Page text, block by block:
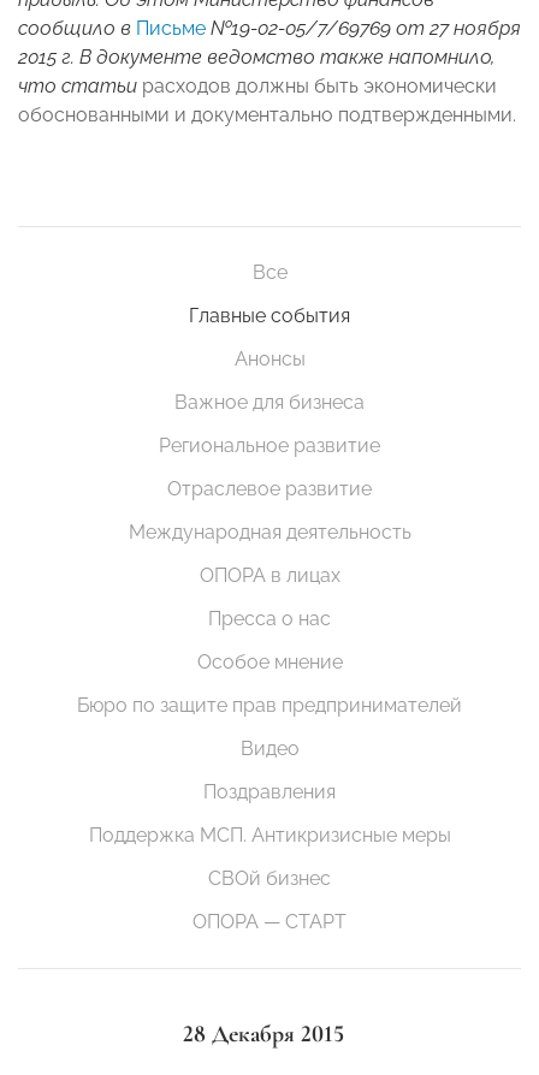
сообщило в Письме №19-02-05/7/69769 от 27 ноября
2015 г. В документе ведомство также напомнило,
что статьи расходов должны быть экономически
обоснованными и документально подтвержденными.
Все
Главные события
Анонсы
Важное для бизнеса
Региональное развитие
Отраслевое развитие
Международная деятельность
ОПОРА в лицах
Пресса о нас
Особое мнение
Бюро по защите прав предпринимателей
Видео
Поздравления
Поддержка МСП. Антикризисные меры
СВОй бизнес
ОПОРА — СТАРТ
28 Декабря 2015